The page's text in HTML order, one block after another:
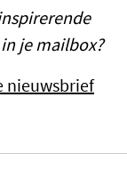
je mailbox?
nieuwsbrief